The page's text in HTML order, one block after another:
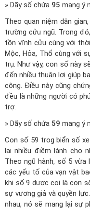
» Dãy số chứa 95 mang ý
Theo quan niệm dân
trường cửu ngũ. Trong
tồn vĩnh cửu cùng với
Mộc, Hỏa, Thổ cùng với
trụ. Như vậy, con số này
đến nhiều thuận lợi giúp
công. Điều này cũng
đều là những người có
trợ.
» Dãy số chứa 59 mang ý
Con số 59 trog biển số
lại nhiều điềm lành cho
Theo ngũ hành, số 5
các yếu tố của vạn vật
khi số 9 dược coi là con
sự vương giả và quyền
nhau, nó sẽ mang lại sự